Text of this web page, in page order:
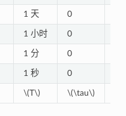
1 天 0
1 小时 0
1 分 0
1 秒 0
\(T\) \(\tau\)